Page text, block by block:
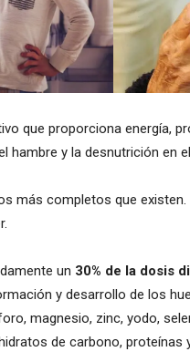
que proporciona energía,
hambre y la desnutrición en
más completos que
un 30% de la dosis
y desarrollo de los
magnesio, zinc, yodo,
de carbono, proteínas